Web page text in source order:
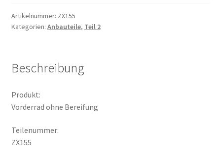
Artikelnummer: ZX155
Kategorien: Anbauteile, Teil 2
Beschreibung
Produkt:
Vorderrad ohne Bereifung
Teilenummer:
ZX155